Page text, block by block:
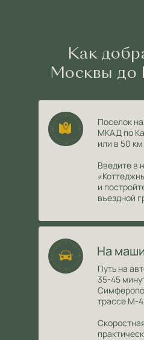
Путь на
35-45
трассе М-
На
Поселок
МКАД по
или в 50
Введите в
и
въездной
Как
Москвы до